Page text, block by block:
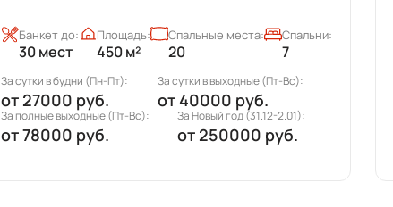
За сутки в будни (Пн-Пт):
34500 руб.
За сутки в выходные (Пт-Вс):
69000 руб.
За полные выходные (Пт-Вс):
от 86500 руб.
За Новый год (31.12-2.01):
от250000 руб.
За месяц:
от250000 руб.